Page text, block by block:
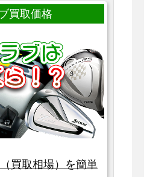
買取価格
買取相場）を簡単